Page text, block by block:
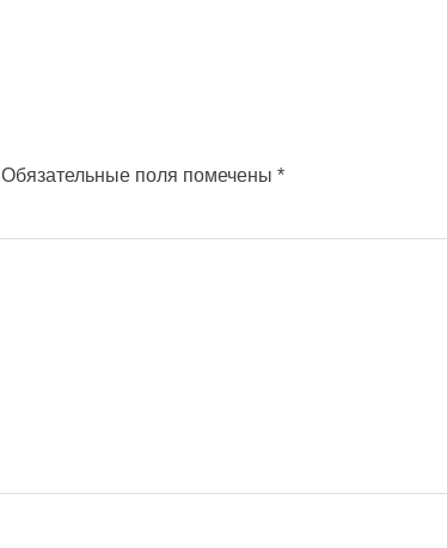
Обязательные поля помечены *